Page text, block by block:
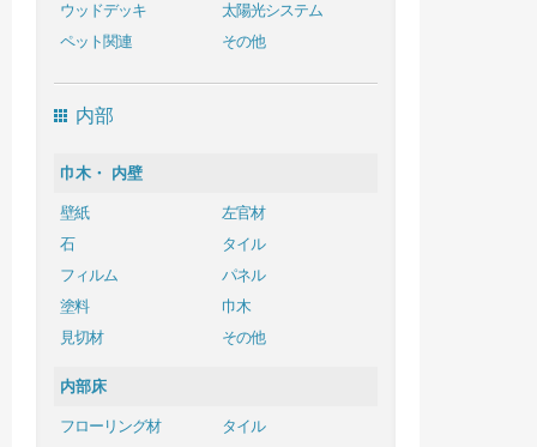
ウッドデッキ
太陽光システム
ペット関連
その他
内部
巾木・ 内壁
壁紙
左官材
石
タイル
フィルム
パネル
塗料
巾木
見切材
その他
内部床
フローリング材
タイル